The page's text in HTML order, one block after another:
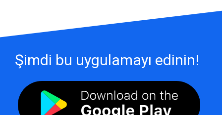
Şimdi bu uygulamayı edinin!